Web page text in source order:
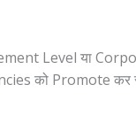
Level या
को Promote